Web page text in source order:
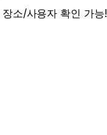
소/사용자 확인 가능!